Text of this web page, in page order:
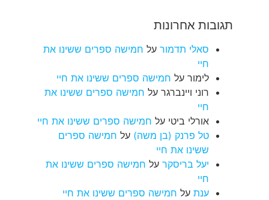
תגובות אחרונות
סאלי תדמור על חמישה ספרים ששינו את
חיי
לימור על חמישה ספרים ששינו את חיי
רוני ויינברגר על חמישה ספרים ששינו את
חיי
אורלי ביטי על חמישה ספרים ששינו את חיי
טל פרנק (בן משה) על חמישה ספרים
ששינו את חיי
יעל בריסקר על חמישה ספרים ששינו את
חיי
ענת על חמישה ספרים ששינו את חיי